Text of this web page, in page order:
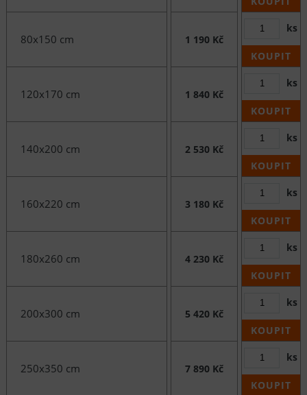
80x150 cm 1 190 Kč
ks
KOUPIT
120x170 cm 1 840 Kč
ks
KOUPIT
140x200 cm 2 530 Kč
ks
KOUPIT
160x220 cm 3 180 Kč
ks
KOUPIT
180x260 cm 4 230 Kč
ks
KOUPIT
200x300 cm 5 420 Kč
ks
KOUPIT
250x350 cm 7 890 Kč
ks
KOUPIT